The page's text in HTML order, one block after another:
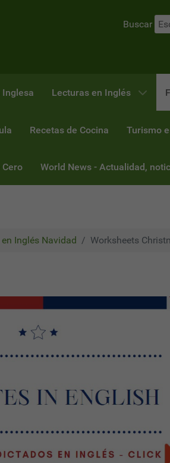
Buscar
Inglesa Lecturas en Inglés
Recetas de Cocina Turismo
World News - Actualidad,
Inglés Navidad Worksheets